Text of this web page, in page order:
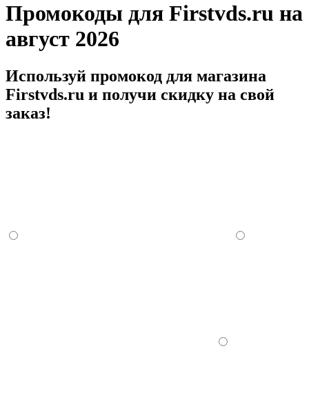
Промокоды для Firstvds.ru на
август 2026
Используй промокод для магазина
Firstvds.ru и получи скидку на свой
заказ!